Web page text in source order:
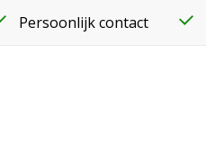
Persoonlijk contact